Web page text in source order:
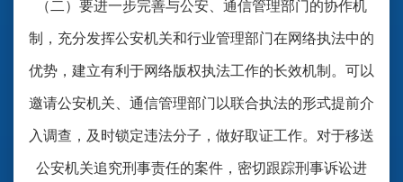
（二）要进一步完善与公安、通信管理部门的协作机
制，充分发挥公安机关和行业管理部门在网络执法中的
优势，建立有利于网络版权执法工作的长效机制。可以
邀请公安机关、通信管理部门以联合执法的形式提前介
入调查，及时锁定违法分子，做好取证工作。对于移送
公安机关追究刑事责任的案件，密切跟踪刑事诉讼进